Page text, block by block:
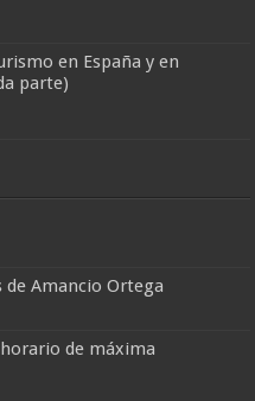
en España y en
parte)
de Amancio Ortega
de máxima